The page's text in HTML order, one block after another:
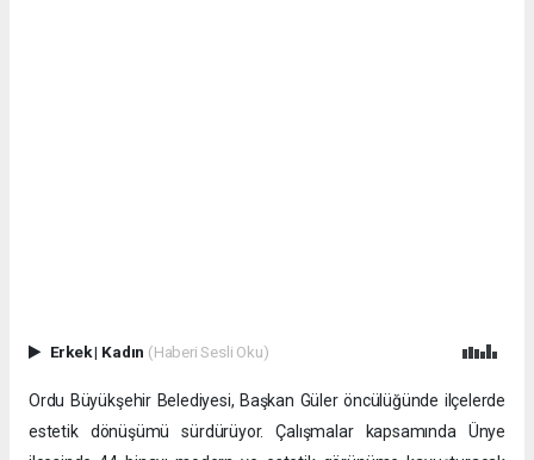
Erkek| Kadın (Haberi Sesli Oku)
Ordu Büyükşehir Belediyesi, Başkan Güler öncülüğünde ilçelerde
estetik dönüşümü sürdürüyor. Çalışmalar kapsamında Ünye